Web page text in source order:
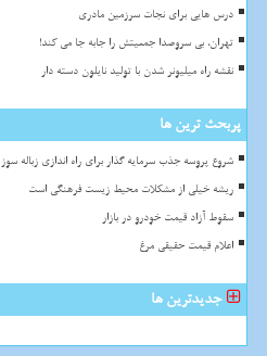
درس هایی برای نجات سرزمین مادری
تهران، بی سروصدا جمعیتش را جابه جا می کند!
نقشه راه میلیونر شدن با تولید نایلون دسته دار
پربحث ترین ها
شروع پروسه جذب سرمایه گذار برای راه اندازی زباله سوز ۳۰۰ تنی اصفهان
ریشه خیلی از مشکلات محیط زیست فرهنگی است
سقوط آزاد قیمت خودرو در بازار
اعلام قیمت حقیقی مرغ
جدیدترین ها